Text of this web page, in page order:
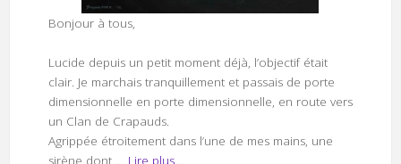
Bonjour à tous,
Lucide depuis un petit moment déjà, l’objectif était
clair. Je marchais tranquillement et passais de porte
dimensionnelle en porte dimensionnelle, en route vers
un Clan de Crapauds.
Agrippée étroitement dans l’une de mes mains, une
sirène dont … Lire plus...